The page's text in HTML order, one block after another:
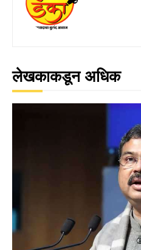
लेखकाकडून अधिक